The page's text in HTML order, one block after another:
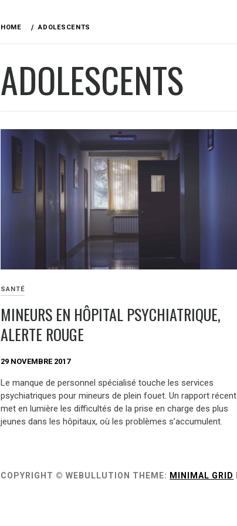
HOME ADOLESCENTS
ADOLESCENTS
SANTÉ
MINEURS EN HÔPITAL PSYCHIATRIQUE,
ALERTE ROUGE
29 NOVEMBRE 2017
Le manque de personnel spécialisé touche les services
psychiatriques pour mineurs de plein fouet. Un rapport récent
met en lumière les difficultés de la prise en charge des plus
jeunes dans les hôpitaux, où les problèmes s’accumulent.
COPYRIGHT © WEBULLUTION THEME: MINIMAL GRID